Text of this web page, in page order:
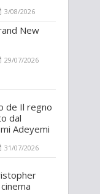
3/08/2026
New
29/07/2026
de Il regno
dal
Adeyemi
31/07/2026